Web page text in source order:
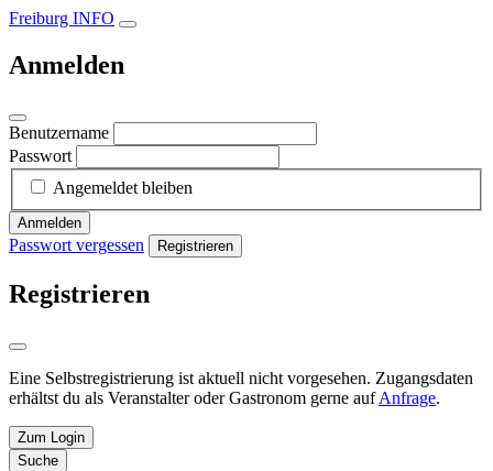
Freiburg INFO
Anmelden
Benutzername
Passwort
Angemeldet bleiben
Anmelden
Passwort vergessen Registrieren
Registrieren
Eine Selbstregistrierung ist aktuell nicht vorgesehen. Zugangsdaten
erhältst du als Veranstalter oder Gastronom gerne aufAnfrage.
Zum Login
Suche